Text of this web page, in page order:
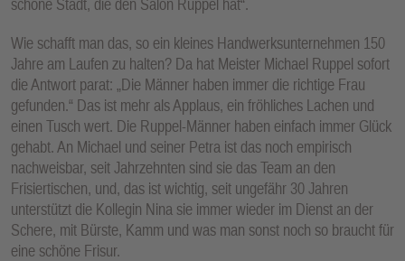
schöne Stadt, die den Salon Ruppel hat“.
Wie schafft man das, so ein kleines Handwerksunternehmen 150
Jahre am Laufen zu halten? Da hat Meister Michael Ruppel sofort
die Antwort parat: „Die Männer haben immer die richtige Frau
gefunden.“ Das ist mehr als Applaus, ein fröhliches Lachen und
einen Tusch wert. Die Ruppel-Männer haben einfach immer Glück
gehabt. An Michael und seiner Petra ist das noch empirisch
nachweisbar, seit Jahrzehnten sind sie das Team an den
Frisiertischen, und, das ist wichtig, seit ungefähr 30 Jahren
unterstützt die Kollegin Nina sie immer wieder im Dienst an der
Schere, mit Bürste, Kamm und was man sonst noch so braucht für
eine schöne Frisur.